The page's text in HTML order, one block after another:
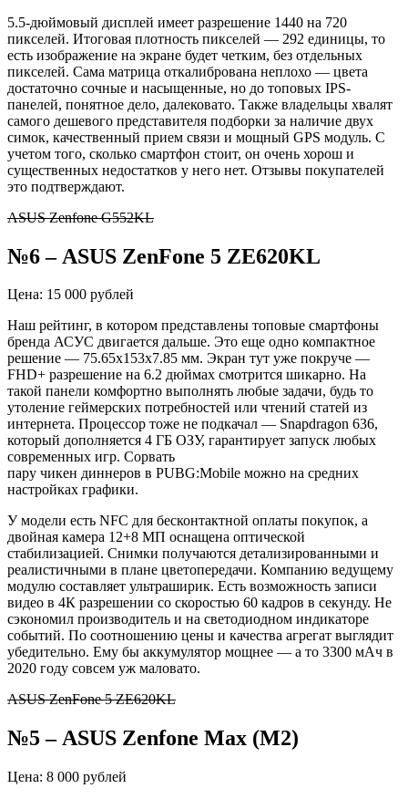
5.5-дюймовый дисплей имеет разрешение 1440 на 720
пикселей. Итоговая плотность пикселей — 292 единицы, то
есть изображение на экране будет четким, без отдельных
пикселей. Сама матрица откалибрована неплохо — цвета
достаточно сочные и насыщенные, но до топовых IPS-
панелей, понятное дело, далековато. Также владельцы хвалят
самого дешевого представителя подборки за наличие двух
симок, качественный прием связи и мощный GPS модуль. С
учетом того, сколько смартфон стоит, он очень хорош и
существенных недостатков у него нет. Отзывы покупателей
это подтверждают.
ASUS Zenfone G552KL
№6–ASUS ZenFone 5 ZE620KL
Цена: 15 000 рублей
Наш рейтинг, в котором представлены топовые смартфоны
бренда АСУС двигается дальше. Это еще одно компактное
решение — 75.65x153x7.85 мм. Экран тут уже покруче —
FHD+ разрешение на 6.2 дюймах смотрится шикарно. На
такой панели комфортно выполнять любые задачи, будь то
утоление геймерских потребностей или чтений статей из
интернета. Процессор тоже не подкачал — Snapdragon 636,
который дополняется 4 ГБ ОЗУ, гарантирует запуск любых
современных игр. Сорвать
пару чикен диннеров в PUBG:Mobile можно на средних
настройках графики.
У модели есть NFC для бесконтактной оплаты покупок, а
двойная камера 12+8 МП оснащена оптической
стабилизацией. Снимки получаются детализированными и
реалистичными в плане цветопередачи. Компанию ведущему
модулю составляет ультраширик. Есть возможность записи
видео в 4К разрешении со скоростью 60 кадров в секунду. Не
сэкономил производитель и на светодиодном индикаторе
событий. По соотношению цены и качества агрегат выглядит
убедительно. Ему бы аккумулятор мощнее — а то 3300 мАч в
2020 году совсем уж маловато.
ASUS ZenFone 5 ZE620KL
№5–ASUS Zenfone Max (M2)
Цена: 8 000 рублей